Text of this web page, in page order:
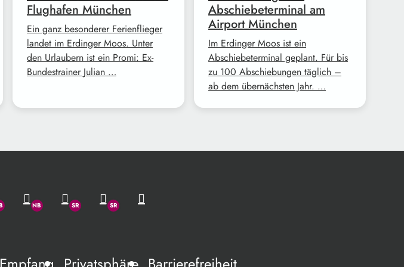
Flughafen München
Ein ganz besonderer Ferienflieger
landet im Erdinger Moos. Unter
den Urlaubern ist ein Promi: Ex-
Bundestrainer Julian …
Abschiebeterminal am
Airport München
Im Erdinger Moos ist ein
Abschiebeterminal geplant. Für bis
zu 100 Abschiebungen täglich –
ab dem übernächsten Jahr. …